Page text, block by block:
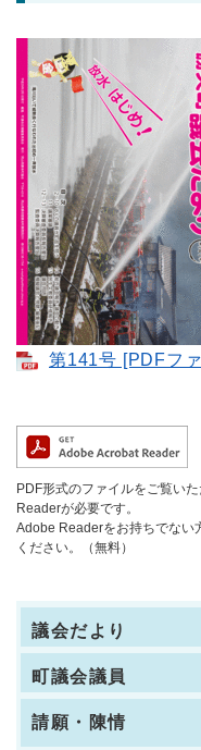
第141号 [PDFフ
PDF形式のファイルをご覧い
Readerが必要です。
Adobe Readerをお持ちでない
ください。（無料）
議会だより
町議会議員
請願・陳情